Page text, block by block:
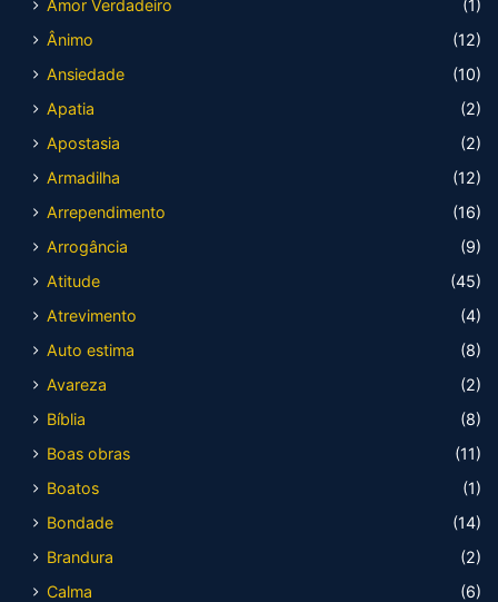
Amor Verdadeiro
(1)
Ânimo
(12)
Ansiedade
(10)
Apatia
(2)
Apostasia
(2)
Armadilha
(12)
Arrependimento
(16)
Arrogância
(9)
Atitude
(45)
Atrevimento
(4)
Auto estima
(8)
Avareza
(2)
Bíblia
(8)
Boas obras
(11)
Boatos
(1)
Bondade
(14)
Brandura
(2)
Calma
(6)